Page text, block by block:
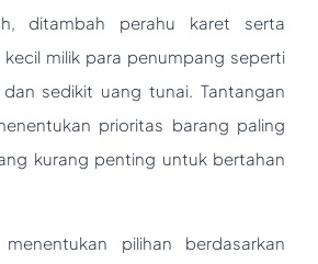
ditambah perahu karet serta
milik para penumpang seperti
sedikit uang tunai. Tantangan
prioritas barang paling
kurang penting untuk bertahan
pilihan berdasarkan